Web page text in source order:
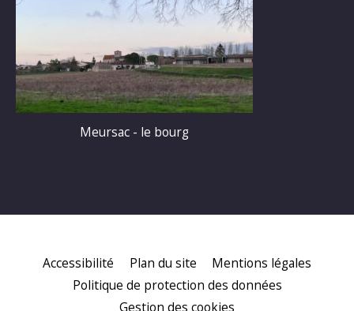
Meursac - le bourg
Accessibilité Plan du site
Mentions légales
Politique de protection des données
Gestion des cookies